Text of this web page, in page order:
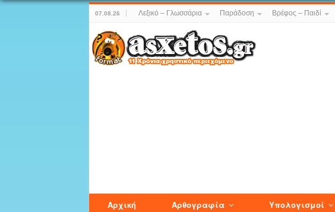
07.08.26 Λεξικό – Γλωσσάρια Παράδοση Βρέφος – Παιδί
Αρχική Αρθογραφία Υπολογισμοί